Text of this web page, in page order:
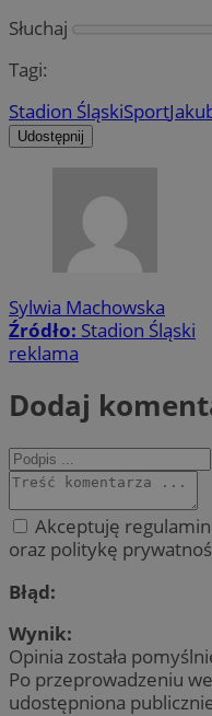
Słuchaj
Tagi:
Stadion ŚląskiSport
Udostępnij
Sylwia Machowska
Źródło: Stadion Śląski
reklama
Dodaj
Akceptuję
oraz politykę
Błąd:
Wynik:
Opinia została
Po przeprowadzeniu
udostępniona